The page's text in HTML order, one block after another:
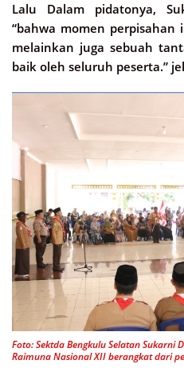
Lalu Dalam pidatonya,
“bahwa momen
melainkan juga sebuah
baik oleh seluruh peserta.”
Foto: Sektda Bengkulu Selatan Sukarni
Raimuna Nasional XII berangkat dari